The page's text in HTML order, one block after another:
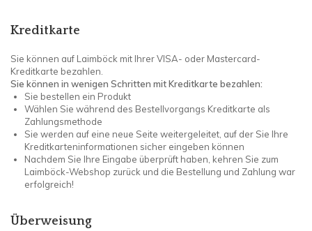
Kreditkarte
Sie können auf Laimböck mit Ihrer VISA- oder Mastercard-
Kreditkarte bezahlen.
Sie können in wenigen Schritten mit Kreditkarte bezahlen:
Sie bestellen ein Produkt
Wählen Sie während des Bestellvorgangs Kreditkarte als
Zahlungsmethode
Sie werden auf eine neue Seite weitergeleitet, auf der Sie Ihre
Kreditkarteninformationen sicher eingeben können
Nachdem Sie Ihre Eingabe überprüft haben, kehren Sie zum
Laimböck-Webshop zurück und die Bestellung und Zahlung war
erfolgreich!
Überweisung